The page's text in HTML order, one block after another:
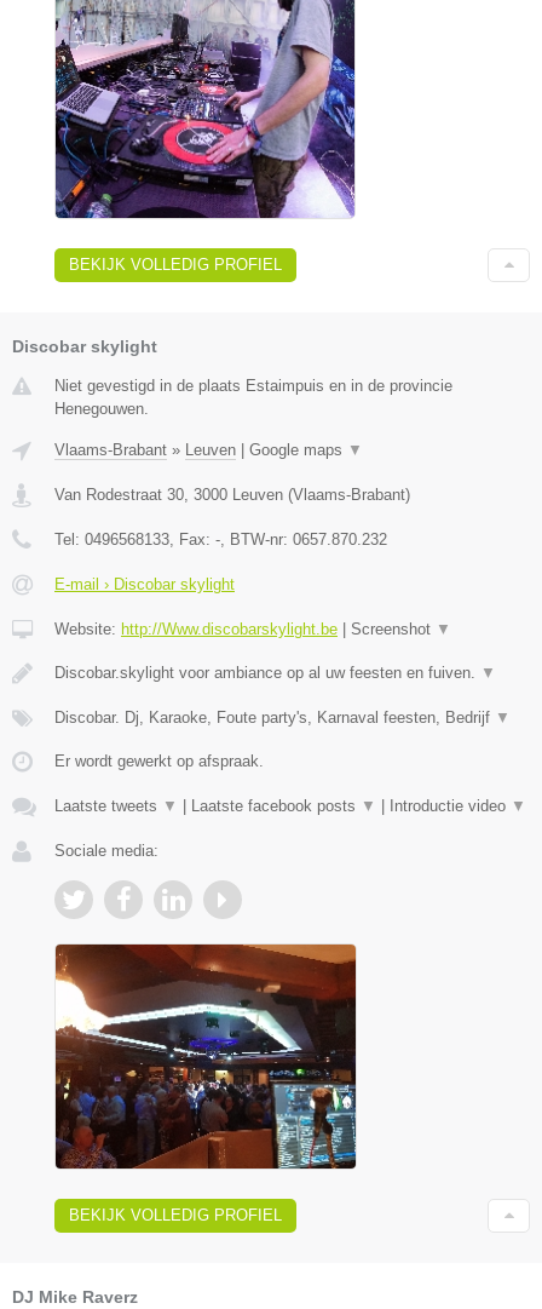
BEKIJK VOLLEDIG PROFIEL
Discobar skylight
Niet gevestigd in de plaats Estaimpuis en in de provincie
Henegouwen.
Vlaams-Brabant » Leuven Google maps ▼
Van Rodestraat 30 3000 Leuven (Vlaams-Brabant)
Tel: 0496568133 , Fax: - , BTW-nr: 0657.870.232
E-mail › Discobar skylight
Website: http://Www.discobarskylight.be Screenshot ▼
Discobar.skylight voor ambiance op al uw feesten en fuiven. ▼
Discobar. Dj, Karaoke, Foute party's, Karnaval feesten, Bedrijf ▼
Er wordt gewerkt op afspraak.
Laatste tweets ▼ Laatste facebook posts ▼ Introductie video ▼
Sociale media:
BEKIJK VOLLEDIG PROFIEL
DJ Mike Raverz